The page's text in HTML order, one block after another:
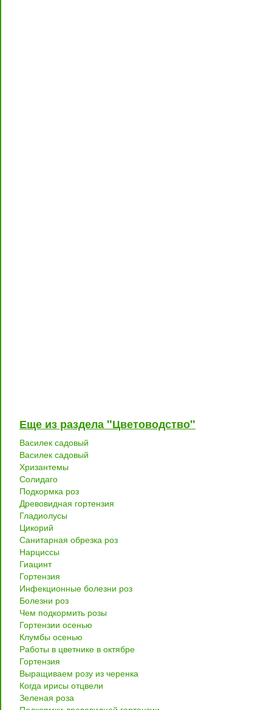
Еще из раздела "Цветоводство"
Василек садовый
Василек садовый
Хризантемы
Солидаго
Подкормка роз
Древовидная гортензия
Гладиолусы
Цикорий
Санитарная обрезка роз
Нарциссы
Гиацинт
Гортензия
Инфекционные болезни роз
Болезни роз
Чем подкормить розы
Гортензии осенью
Клумбы осенью
Работы в цветнике в октябре
Гортензия
Выращиваем розу из черенка
Когда ирисы отцвели
Зеленая роза